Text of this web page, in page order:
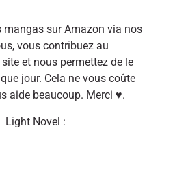
mangas sur Amazon via nos
vous contribuez au
et nous permettez de le
jour. Cela ne vous coûte
aide beaucoup. Merci ♥.
Light Novel :